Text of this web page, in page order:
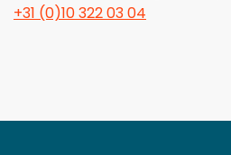
+31 (0)10 322 03 04